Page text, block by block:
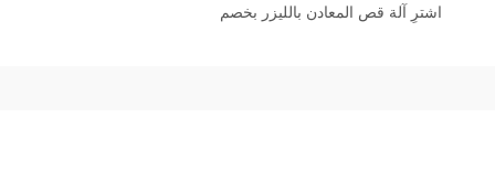
اشترِ آلة قص المعادن بالليزر بخصم